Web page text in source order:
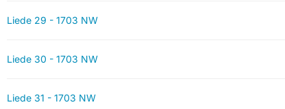
Liede 29 - 1703 NW
Liede 30 - 1703 NW
Liede 31 - 1703 NW